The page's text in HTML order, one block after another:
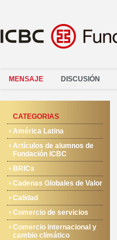
MENSAJE DISCUSIÓN
CATEGORIAS
América Latina
Artículos de alumnos de
Fundación ICBC
BRICs
Cadenas Globales de Valor
Calidad
Comercio de servicios
Comercio internacional y
cambio climático